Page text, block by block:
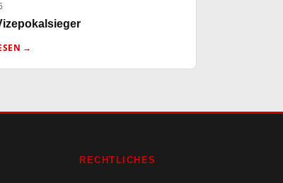
→
RECHTLICHES